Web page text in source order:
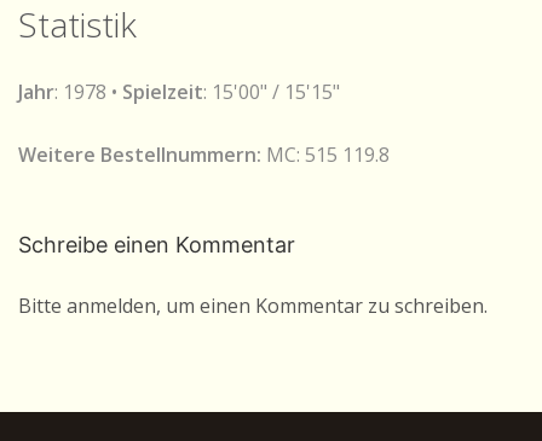
Statistik
Jahr: 1978 • Spielzeit: 15'00" / 15'15"
Weitere Bestellnummern: MC: 515 119.8
Schreibe einen Kommentar
Bitte anmelden, um einen Kommentar zu schreiben.